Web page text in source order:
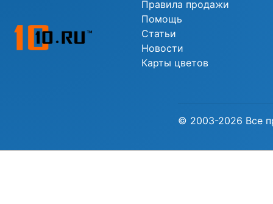
Правила продажи
Помощь
Статьи
Новости
Карты цветов
© 2003-2026 Все